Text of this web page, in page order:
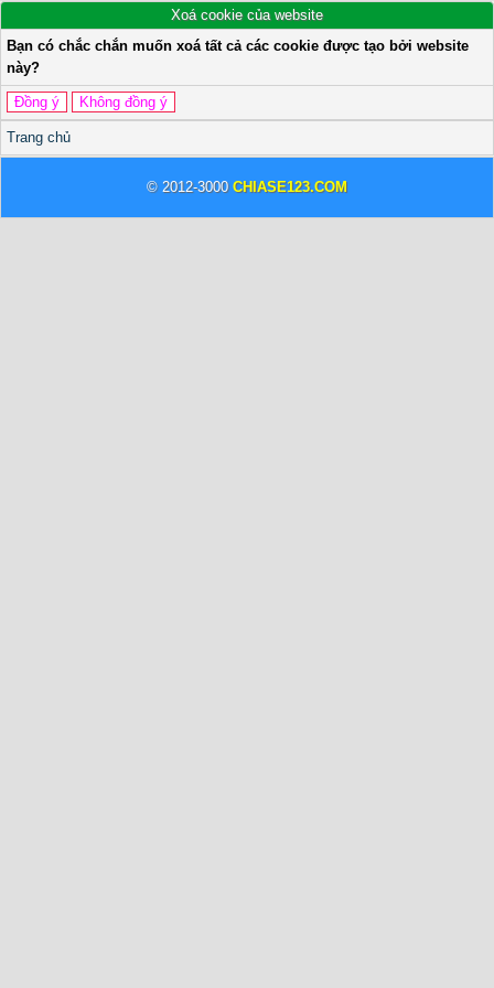
Xoá cookie của website
Bạn có chắc chắn muốn xoá tất cả các cookie được tạo bởi website
này?
Trang chủ
© 2012-3000 CHIASE123.COM